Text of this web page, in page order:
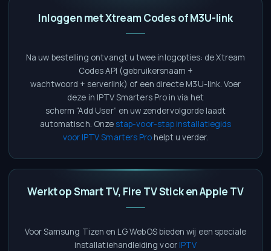
Inloggen met Xtream Codes of M3U-link
Na uw bestelling ontvangt u twee inlogopties: de Xtream
Codes API (gebruikersnaam +
wachtwoord + serverlink) of een directe M3U-link. Voer
deze in IPTV Smarters Pro in via het
scherm “Add User” en uw zendervolgorde laadt
automatisch. Onze stap-voor-stap installatiegids
voor IPTV Smarters Pro helpt u verder.
Werkt op Smart TV, Fire TV Stick en Apple TV
Voor Samsung Tizen en LG WebOS bieden wij een speciale
installatiehandleiding voorIPTV